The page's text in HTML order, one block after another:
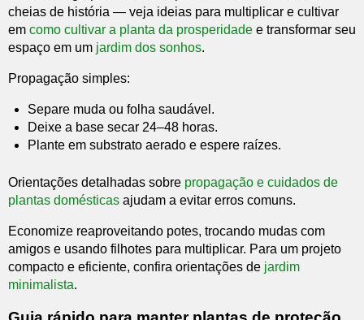
cheias de história — veja ideias para multiplicar e cultivar
em como cultivar a planta da prosperidade e transformar seu
espaço em um jardim dos sonhos.
Propagação simples:
Separe muda ou folha saudável.
Deixe a base secar 24–48 horas.
Plante em substrato aerado e espere raízes.
Orientações detalhadas sobre propagação e cuidados de
plantas domésticas ajudam a evitar erros comuns.
Economize reaproveitando potes, trocando mudas com
amigos e usando filhotes para multiplicar. Para um projeto
compacto e eficiente, confira orientações de jardim
minimalista.